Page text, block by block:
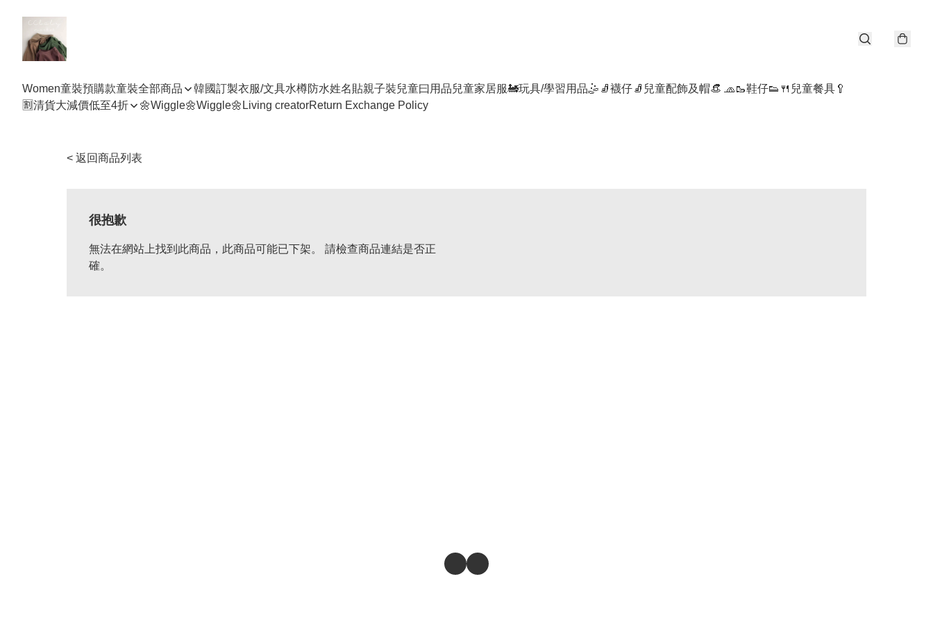
Women童裝預購款童裝全部商品 韓國訂製衣服/文具水樽防水姓名貼親子裝兒童曰用品兒童家居服🚂玩具/學習用品🤹 🧦襪仔🧦 兒童配飾及帽👒 🧢🥾鞋仔👟 🍴兒童餐具🥄
🈹清貨大減價低至4折
🌼Wiggle🌼Wiggle🌼 Living creatorReturn Exchange Policy
< 返回商品列表
很抱歉
無法在網站上找到此商品，此商品可能已下架。 請檢查商品連結是否正
確。